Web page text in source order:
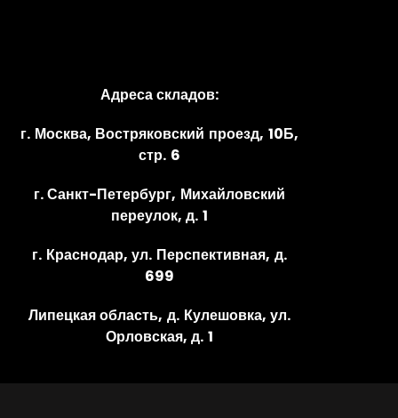
Адреса складов:
г. Москва, Востряковский проезд, 10Б,
стр. 6
г. Санкт-Петербург, Михайловский
переулок, д. 1
г. Краснодар, ул. Перспективная, д.
699
Липецкая область, д. Кулешовка, ул.
Орловская, д. 1